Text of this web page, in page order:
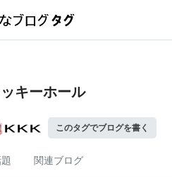
キーホール
このタグでブログを書く
関連ブログ